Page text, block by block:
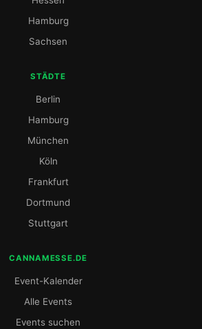
Hamburg
Sachsen
STÄDTE
Berlin
Hamburg
München
Köln
Frankfurt
Dortmund
Stuttgart
CANNAMESSE.DE
Event-Kalender
Alle Events
Events suchen